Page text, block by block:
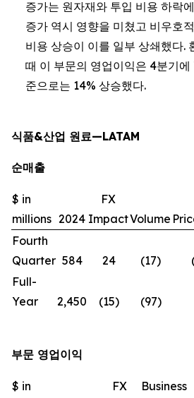
증가는 원자재와 투입 비용 하락
증가 역시 영향을 미쳤고 비우호
비용 상승이 이를 일부 상쇄했다.
때 이 부문의 영업이익은 4분기에
준으로는 14% 상승했다.
식품&산업 원료—LATAM
순매출
$ in
millions 2024
FX
ImpactVolume
Fourth
Quarter 584 24 (17)
Full-
Year
2,450 (15) (97)
부문 영업이익
$ in
FX
Business